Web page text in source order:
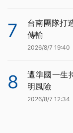
7
台南團隊打
傳輸
2026/8/7 19:40
8
遭準國一生
明風險
2026/8/7 12:34